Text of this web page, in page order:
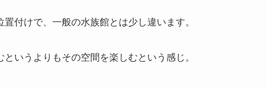
付けで、一般の水族館とは少し違います。
いうよりもその空間を楽しむという感じ。